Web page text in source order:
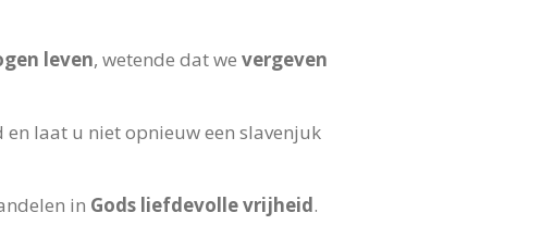
leven, wetende dat we vergeven
laat u niet opnieuw een slavenjuk
in Gods liefdevolle vrijheid.